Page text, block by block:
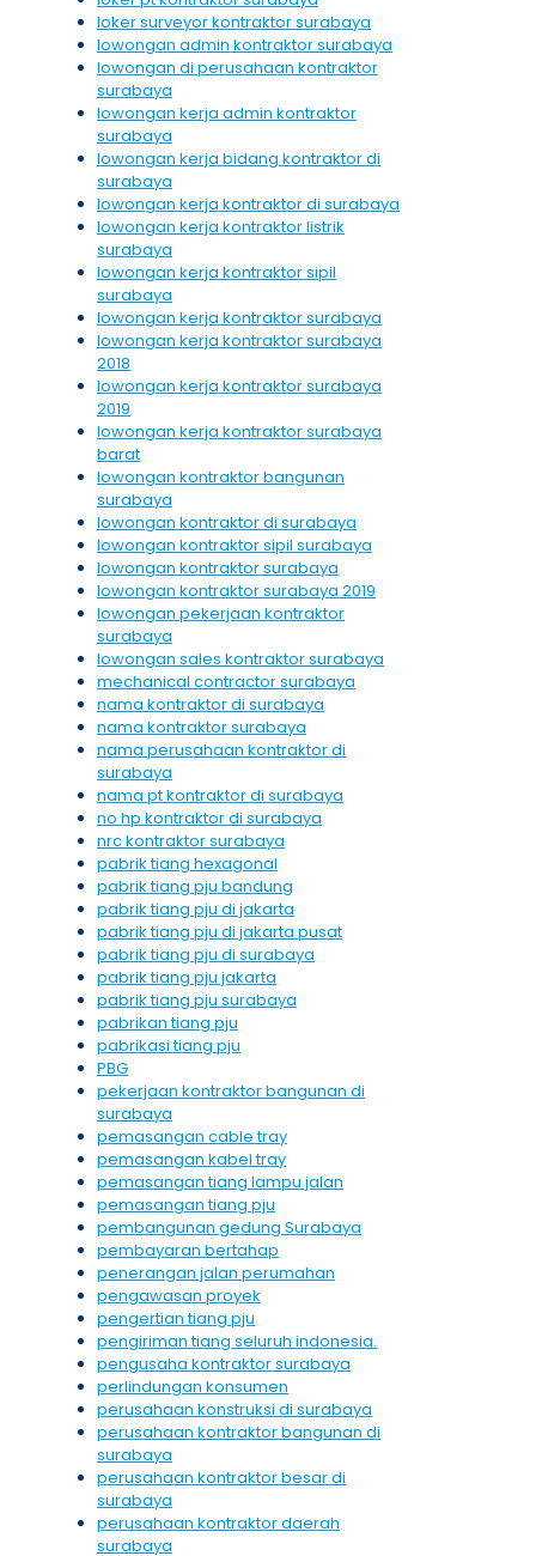
loker surveyor kontraktor surabaya
lowongan admin kontraktor surabaya
lowongan di perusahaan kontraktor
surabaya
lowongan kerja admin kontraktor
surabaya
lowongan kerja bidang kontraktor di
surabaya
lowongan kerja kontraktor di surabaya
lowongan kerja kontraktor listrik
surabaya
lowongan kerja kontraktor sipil
surabaya
lowongan kerja kontraktor surabaya
lowongan kerja kontraktor surabaya
2018
lowongan kerja kontraktor surabaya
2019
lowongan kerja kontraktor surabaya
barat
lowongan kontraktor bangunan
surabaya
lowongan kontraktor di surabaya
lowongan kontraktor sipil surabaya
lowongan kontraktor surabaya
lowongan kontraktor surabaya 2019
lowongan pekerjaan kontraktor
surabaya
lowongan sales kontraktor surabaya
mechanical contractor surabaya
nama kontraktor di surabaya
nama kontraktor surabaya
nama perusahaan kontraktor di
surabaya
nama pt kontraktor di surabaya
no hp kontraktor di surabaya
nrc kontraktor surabaya
pabrik tiang hexagonal
pabrik tiang pju bandung
pabrik tiang pju di jakarta
pabrik tiang pju di jakarta pusat
pabrik tiang pju di surabaya
pabrik tiang pju jakarta
pabrik tiang pju surabaya
pabrikan tiang pju
pabrikasi tiang pju
PBG
pekerjaan kontraktor bangunan di
surabaya
pemasangan cable tray
pemasangan kabel tray
pemasangan tiang lampu jalan
pemasangan tiang pju
pembangunan gedung Surabaya
pembayaran bertahap
penerangan jalan perumahan
pengawasan proyek
pengertian tiang pju
pengiriman tiang seluruh indonesia.
pengusaha kontraktor surabaya
perlindungan konsumen
perusahaan konstruksi di surabaya
perusahaan kontraktor bangunan di
surabaya
perusahaan kontraktor besar di
surabaya
perusahaan kontraktor daerah
surabaya